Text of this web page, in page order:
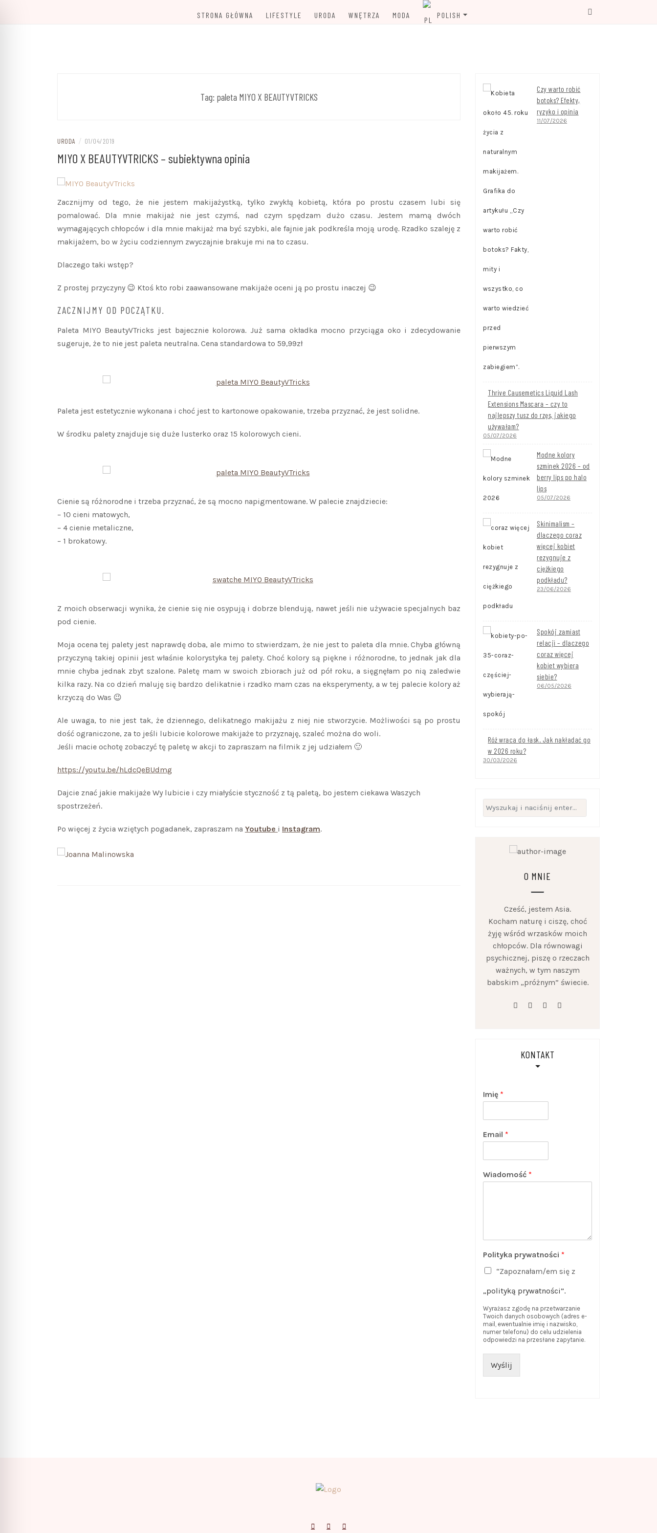
STRONA GŁÓWNA LIFESTYLE URODA WNĘTRZA MODA POLISH
Tag: paleta MIYO X BEAUTYVTRICKS
URODA / 01/04/2019
MIYO X BEAUTYVTRICKS – subiektywna opinia
Zacznijmy od tego, że nie jestem makijażystką, tylko zwykłą kobietą, która po prostu czasem lubi się
pomalować. Dla mnie makijaż nie jest czymś, nad czym spędzam dużo czasu. Jestem mamą dwóch
wymagających chłopców i dla mnie makijaż ma być szybki, ale fajnie jak podkreśla moją urodę. Rzadko szaleję z
makijażem, bo w życiu codziennym zwyczajnie brakuje mi na to czasu.
Dlaczego taki wstęp?
Z prostej przyczyny 😉 Ktoś kto robi zaawansowane makijaże oceni ją po prostu inaczej 😉
ZACZNIJMY OD POCZĄTKU.
Paleta MIYO BeautyVTricks jest bajecznie kolorowa. Już sama okładka mocno przyciąga oko i zdecydowanie
sugeruje, że to nie jest paleta neutralna. Cena standardowa to 59,99zł
Paleta jest estetycznie wykonana i choć jest to kartonowe opakowanie, trzeba przyznać, że jest solidne.
W środku palety znajduje się duże lusterko oraz 15 kolorowych cieni.
Cienie są różnorodne i trzeba przyznać, że są mocno napigmentowane. W palecie znajdziecie:
– 10 cieni matowych,
– 4 cienie metaliczne,
– 1 brokatowy.
Z moich obserwacji wynika, że cienie się nie osypują i dobrze blendują, nawet jeśli nie używacie specjalnych baz
pod cienie.
Moja ocena tej palety jest naprawdę doba, ale mimo to stwierdzam, że nie jest to paleta dla mnie. Chyba główną
przyczyną takiej opinii jest właśnie kolorystyka tej palety. Choć kolory są piękne i różnorodne, to jednak jak dla
mnie chyba jednak zbyt szalone. Paletę mam w swoich zbiorach już od pół roku, a sięgnęłam po nią zaledwie
kilka razy. Na co dzień maluję się bardzo delikatnie i rzadko mam czas na eksperymenty, a w tej palecie kolory aż
krzyczą do Was 😉
Ale uwaga, to nie jest tak, że dziennego, delikatnego makijażu z niej nie stworzycie. Możliwości są po prostu
dość ograniczone, za to jeśli lubicie kolorowe makijaże to przyznaję, szaleć można do woli.
Jeśli macie ochotę zobaczyć tę paletę w akcji to zapraszam na filmik z jej udziałem 🙂
https://youtu.be/hLdcQeBUdmg
Dajcie znać jakie makijaże Wy lubicie i czy miałyście styczność z tą paletą, bo jestem ciekawa Waszych
spostrzeżeń.
Po więcej z życia wziętych pogadanek, zapraszam na Youtube i Instagram.
Czy warto robić
botoks? Efekty,
ryzyko i opinia
11/07/2026
Thrive Causemetics Liquid Lash
Extensions Mascara – czy to
najlepszy tusz do rzęs, jakiego
używałam?
05/07/2026
Modne kolory
szminek 2026 – od
berry lips po halo
lips
05/07/2026
Skinimalism –
dlaczego coraz
więcej kobiet
rezygnuje z
ciężkiego
podkładu?
23/06/2026
Spokój zamiast
relacji – dlaczego
coraz więcej
kobiet wybiera
siebie?
06/05/2026
Róż wraca do łask. Jak nakładać go
w 2026 roku?
30/03/2026
Szukaj:
O MNIE
Cześć, jestem Asia.
Kocham naturę i ciszę, choć
żyję wśród wrzasków moich
chłopców. Dla równowagi
psychicznej, piszę o rzeczach
ważnych, w tym naszym
babskim „próżnym” świecie.
KONTAKT
Imię *
Email *
Wiadomość *
Polityka prywatności *
“Zapoznałam/em się z
„polityką prywatności”.
Wyrażasz zgodę na przetwarzanie
Twoich danych osobowych (adres e-
mail, ewentualnie imię i nazwisko,
numer telefonu) do celu udzielenia
odpowiedzi na przesłane zapytanie.
Wyślij